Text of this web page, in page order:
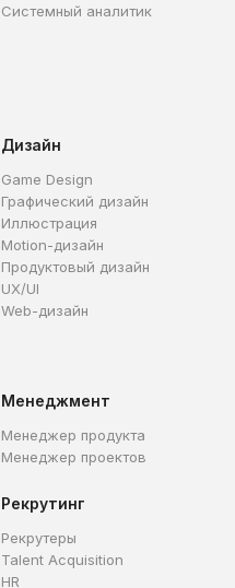
Системный аналитик
Дизайн
Game Design
Графический дизайн
Иллюстрация
Motion-дизайн
Продуктовый дизайн
UX/UI
Web-дизайн
Менеджмент
Менеджер продукта
Менеджер проектов
Рекрутинг
Рекрутеры
Talent Acquisition
HR